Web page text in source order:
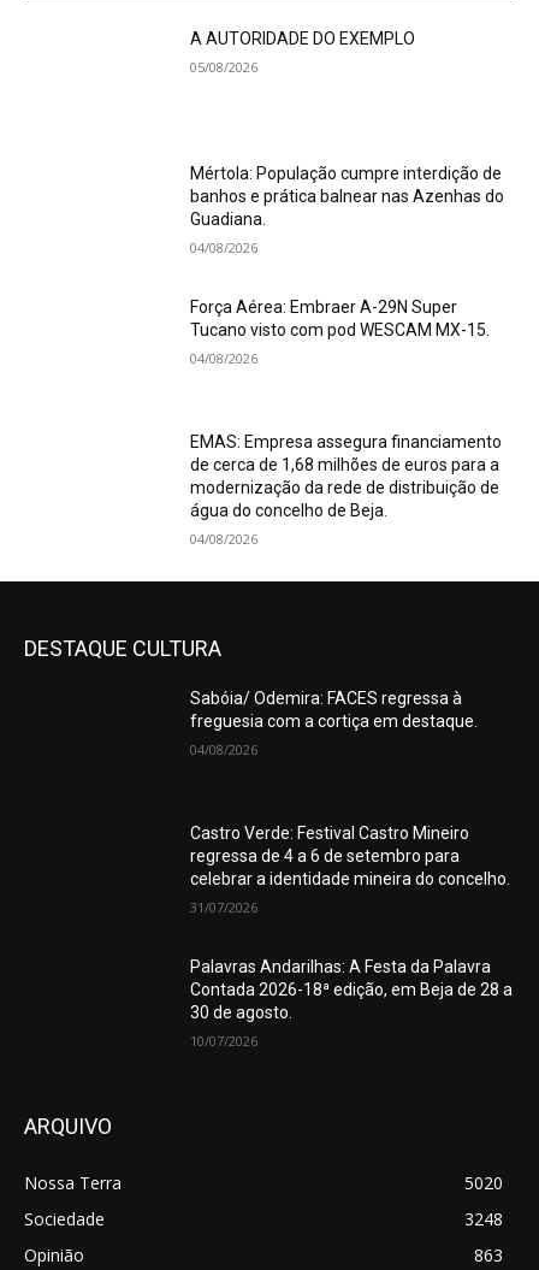
A AUTORIDADE DO EXEMPLO
05/08/2026
Mértola: População cumpre interdição de
banhos e prática balnear nas Azenhas do
Guadiana.
04/08/2026
Força Aérea: Embraer A-29N Super
Tucano visto com pod WESCAM MX-15.
04/08/2026
EMAS: Empresa assegura financiamento
de cerca de 1,68 milhões de euros para a
modernização da rede de distribuição de
água do concelho de Beja.
04/08/2026
DESTAQUE CULTURA
Sabóia/ Odemira: FACES regressa à
freguesia com a cortiça em destaque.
04/08/2026
Castro Verde: Festival Castro Mineiro
regressa de 4 a 6 de setembro para
celebrar a identidade mineira do concelho.
31/07/2026
Palavras Andarilhas: A Festa da Palavra
Contada 2026-18ª edição, em Beja de 28 a
30 de agosto.
10/07/2026
ARQUIVO
Nossa Terra
5020
Sociedade
3248
Opinião
863